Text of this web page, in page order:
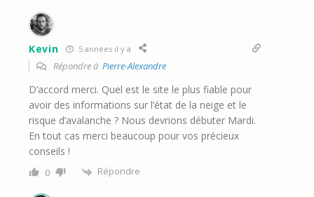
Kevin 5 années il y a
Répondre à Pierre-Alexandre
D’accord merci. Quel est le site le plus fiable pour
avoir des informations sur l’état de la neige et le
risque d’avalanche ? Nous devrions débuter Mardi.
En tout cas merci beaucoup pour vos précieux
conseils !
0 Répondre